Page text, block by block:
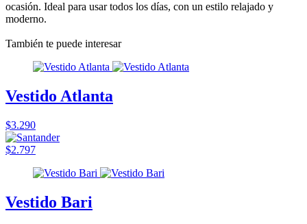
ocasión. Ideal para usar todos los días, con un estilo relajado y
moderno.
También te puede interesar
Vestido Atlanta
$3.290
$2.797
Vestido Bari